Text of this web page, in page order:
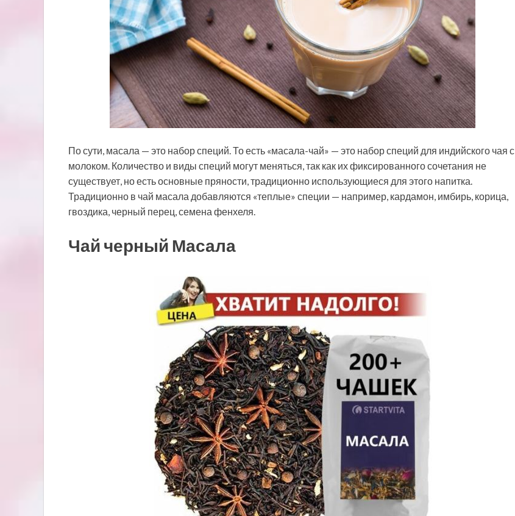
По сути, масала — это набор специй. То есть «масала-чай» — это набор специй для индийского чая с
молоком. Количество и виды специй могут меняться, так как их фиксированного сочетания не
существует, но есть основные пряности, традиционно использующиеся для этого напитка.
Традиционно в чай масала добавляются «теплые» специи — например, кардамон, имбирь, корица,
гвоздика, черный перец, семена фенхеля.
Чай черный Масала